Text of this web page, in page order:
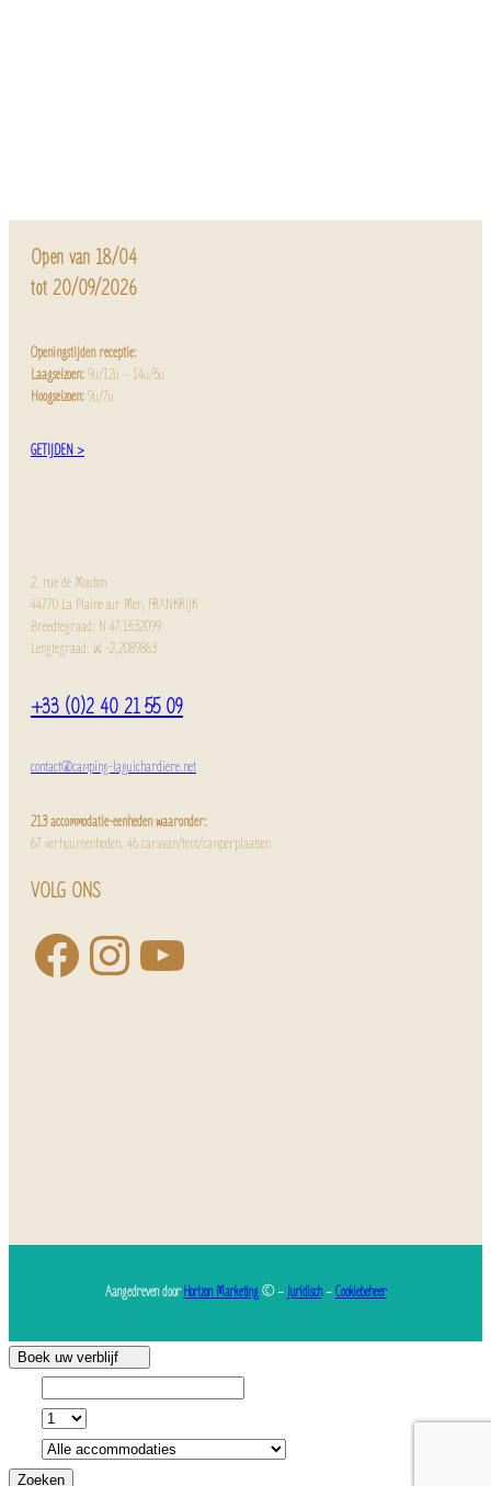
Open van 18/04
tot 20/09/2026
Openingstijden receptie:
Laagseizoen:9u/12u – 14u/5u
Hoogseizoen:9u/7u
GETIJDEN >
2, rue de Mouton
44770 La Plaine sur Mer, FRANKRIJK
Breedtegraad: N 47,1532099
Lengtegraad: W -2,2089863
+33 (0)2 40 21 55 09
contact@camping-laguichardiere.net
213 accommodatie-eenheden waaronder:
67 verhuureenheden, 46 caravan/tent/camperplaatsen
VOLG ONS
Aangedreven doorHorizon Marketing© – Juridisch–Cookiebeheer
Boek uw verblijf
Zoeken